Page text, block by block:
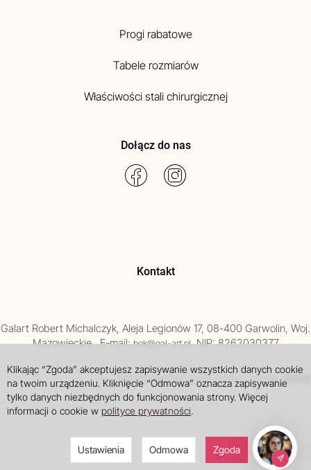
Progi rabatowe
Tabele rozmiarów
Właściwości stali chirurgicznej
Dołącz do nas
Kontakt
Galart Robert Michalczyk, Aleja Legionów 17, 08-400 Garwolin, Woj.
Mazowieckie,, E-mail:bok@gal-art.pl, NIP: 8262030377
Sklep internetowy SOTE projekt i wdrożenie
Klikając “Zgoda” akceptujesz zapisywanie wszystkich danych cookie
na twoim urządzeniu. Kliknięcie “Odmowa” oznacza zapisywanie
tylko danych niezbędnych do funkcjonowania strony. Więcej
informacji o cookie w polityce prywatności.
Ustawienia Odmowa Zgoda